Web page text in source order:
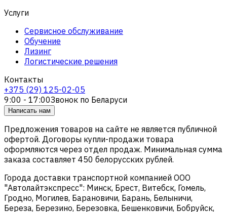
Услуги
Сервисное обслуживание
Обучение
Лизинг
Логистические решения
Контакты
+375 (29) 125-02-05
9:00 - 17:00Звонок по Беларуси
Написать нам
Предложения товаров на сайте не является публичной
офертой. Договоры купли-продажи товара
оформляются через отдел продаж. Минимальная сумма
заказа составляет 450 белорусских рублей.
Города доставки транспортной компанией ООО
"Автолайтэкспресс": Минск, Брест, Витебск, Гомель,
Гродно, Могилев, Барановичи, Барань, Белыничи,
Береза, Березино, Березовка, Бешенковичи, Бобруйск,